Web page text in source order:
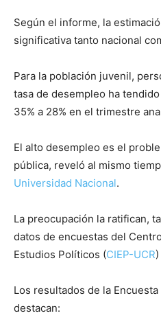
Según el informe, la
significativa tanto nacional
Para la población juvenil,
tasa de desempleo ha
35% a 28% en el trimestre
El alto desempleo es el
pública, reveló al mismo
Universidad Nacional.
La preocupación la ratifican,
datos de encuestas del
Estudios Políticos (CIEP-UCR)
Los resultados de la
destacan: